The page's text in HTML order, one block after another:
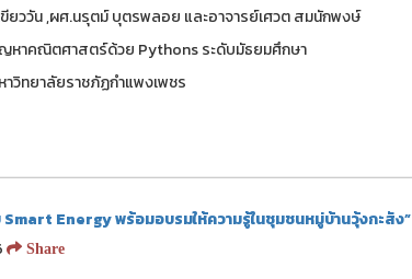
ยววัน ,ผศ.นรุตม์ บุตรพลอย และอาจารย์เศวต สมนักพงษ์
หาคณิตศาสตร์ด้วย Pythons ระดับมัธยมศึกษา
วิทยาลัยราชภัฏกำแพงเพชร
Smart Energy พร้อมอบรมให้ความรู้ในชุมชนหมู่บ้านวุ้งกะสัง”
Share